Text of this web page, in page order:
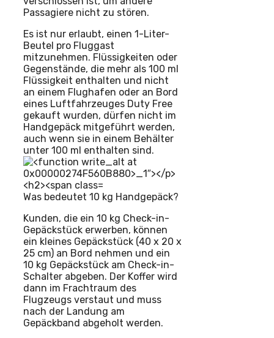
Passagiere nicht zu stören.
Es ist nur erlaubt, einen 1-Liter-
Beutel pro Fluggast
mitzunehmen. Flüssigkeiten oder
Gegenstände, die mehr als 100 ml
Flüssigkeit enthalten und nicht
an einem Flughafen oder an Bord
eines Luftfahrzeuges Duty Free
gekauft wurden, dürfen nicht im
Handgepäck mitgeführt werden,
auch wenn sie in einem Behälter
unter 100 ml enthalten sind.
Was bedeutet 10 kg Handgepäck?
Kunden, die ein 10 kg Check-in-
Gepäckstück erwerben, können
ein kleines Gepäckstück (40 x 20 x
25 cm) an Bord nehmen und ein
10 kg Gepäckstück am Check-in-
Schalter abgeben. Der Koffer wird
dann im Frachtraum des
Flugzeugs verstaut und muss
nach der Landung am
Gepäckband abgeholt werden.